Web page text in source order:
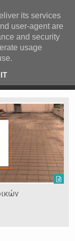
στον Τύμβο Καστά
its services
user-agent are
and security
usage